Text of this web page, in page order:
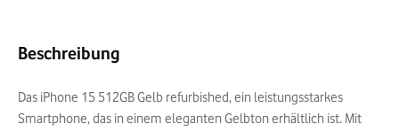
Beschreibung
Das iPhone 15 512GB Gelb refurbished, ein leistungsstarkes
Smartphone, das in einem eleganten Gelbton erhältlich ist. Mit